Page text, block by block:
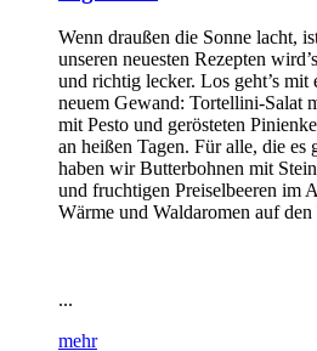
Wenn draußen die Sonne lacht,
unseren neuesten Rezepten
und richtig lecker. Los geht’s mit
neuem Gewand: Tortellini-Salat
mit Pesto und gerösteten
an heißen Tagen. Für alle, die es
haben wir Butterbohnen mit
und fruchtigen Preiselbeeren im
Wärme und Waldaromen auf den
...
mehr